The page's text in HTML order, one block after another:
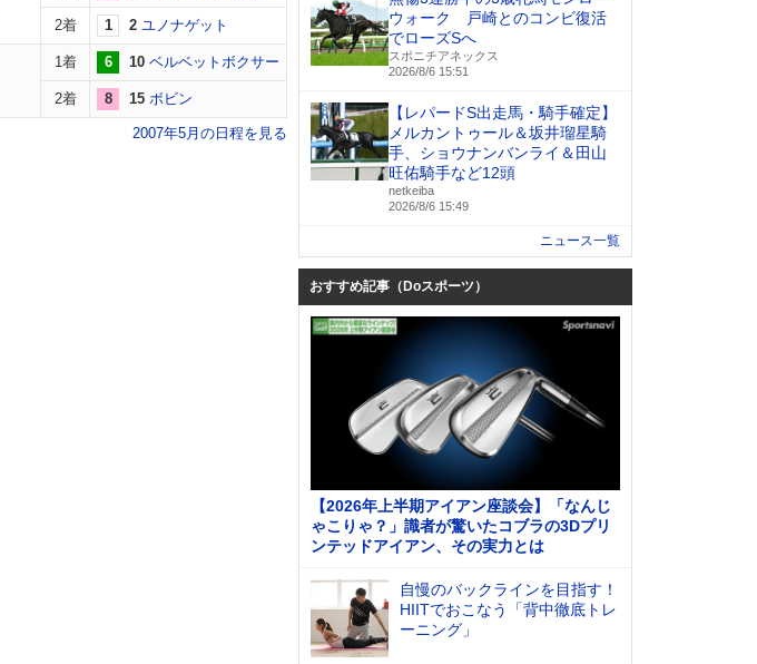
2着 1 2 ユノナゲット
1着 6 10 ベルベットボクサー
2着 8 15 ボビン
2007年5月の日程を見る
ウォーク 戸崎とのコンビ復活
でローズSへ
スポニチアネックス
2026/8/6 15:51
【レパードS出走馬・騎手確定】
メルカントゥール＆坂井瑠星騎
手、ショウナンバンライ＆田山
旺佑騎手など12頭
netkeiba
2026/8/6 15:49
ニュース一覧
おすすめ記事（Doスポーツ）
【2026年上半期アイアン座談会】「なんじ
ゃこりゃ？」識者が驚いたコブラの3Dプリ
ンテッドアイアン、その実力とは
自慢のバックラインを目指す！
HIITでおこなう「背中徹底トレ
ーニング」